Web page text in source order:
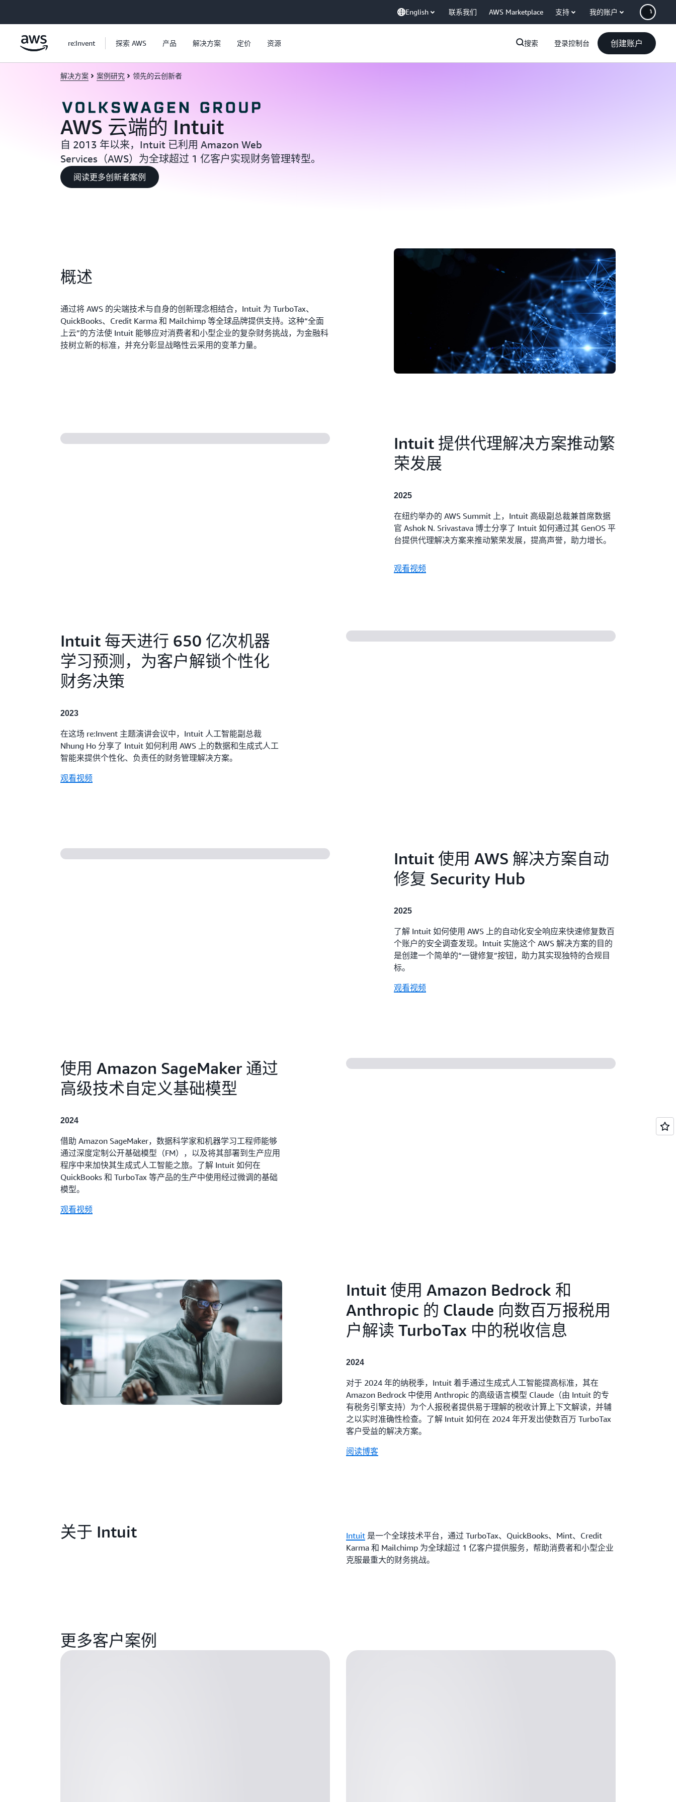
English 联系我们 AWS Marketplace 支持 我的账户
re:Invent 探索 AWS 产品 解决方案 定价 资源 搜索 登录控制台 创建账户
解决方案 案例研究 领先的云创新者
AWS 云端的 Intuit
自 2013 年以来，Intuit 已利用 Amazon Web
Services（AWS）为全球超过 1 亿客户实现财务管理转型。
阅读更多创新者案例
概述
通过将 AWS 的尖端技术与自身的创新理念相结合，Intuit 为 TurboTax、
QuickBooks、Credit Karma 和 Mailchimp 等全球品牌提供支持。这种“全面
上云”的方法使 Intuit 能够应对消费者和小型企业的复杂财务挑战，为金融科
技树立新的标准，并充分彰显战略性云采用的变革力量。
Intuit 提供代理解决方案推动繁
荣发展
2025
在纽约举办的 AWS Summit 上，Intuit 高级副总裁兼首席数据
官 Ashok N. Srivastava 博士分享了 Intuit 如何通过其 GenOS 平
台提供代理解决方案来推动繁荣发展，提高声誉，助力增长。
观看视频
Intuit 每天进行 650 亿次机器
学习预测，为客户解锁个性化
财务决策
2023
在这场 re:Invent 主题演讲会议中，Intuit 人工智能副总裁
Nhung Ho 分享了 Intuit 如何利用 AWS 上的数据和生成式人工
智能来提供个性化、负责任的财务管理解决方案。
观看视频
Intuit 使用 AWS 解决方案自动
修复 Security Hub
2025
了解 Intuit 如何使用 AWS 上的自动化安全响应来快速修复数百
个账户的安全调查发现。Intuit 实施这个 AWS 解决方案的目的
是创建一个简单的“一键修复”按钮，助力其实现独特的合规目
标。
观看视频
使用 Amazon SageMaker 通过
高级技术自定义基础模型
2024
借助 Amazon SageMaker，数据科学家和机器学习工程师能够
通过深度定制公开基础模型（FM），以及将其部署到生产应用
程序中来加快其生成式人工智能之旅。了解 Intuit 如何在
QuickBooks 和 TurboTax 等产品的生产中使用经过微调的基础
模型。
观看视频
Intuit 使用 Amazon Bedrock 和
Anthropic 的 Claude 向数百万报税用
户解读 TurboTax 中的税收信息
2024
对于 2024 年的纳税季，Intuit 着手通过生成式人工智能提高标准，其在
Amazon Bedrock 中使用 Anthropic 的高级语言模型 Claude（由 Intuit 的专
有税务引擎支持）为个人报税者提供易于理解的税收计算上下文解读，并辅
之以实时准确性检查。了解 Intuit 如何在 2024 年开发出使数百万 TurboTax
客户受益的解决方案。
阅读博客
关于 Intuit Intuit 是一个全球技术平台，通过 TurboTax、QuickBooks、Mint、Credit
Karma 和 Mailchimp 为全球超过 1 亿客户提供服务，帮助消费者和小型企业
克服最重大的财务挑战。
更多客户案例